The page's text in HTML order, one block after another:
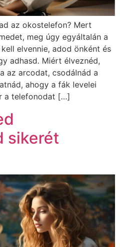
az okostelefon? Mert
meg úgy egyáltalán a
elvennie, adod önként és
adhasd. Miért élveznéd,
az arcodat, csodálnád a
ahogy a fák levelei
a telefonodat […]
sikerét